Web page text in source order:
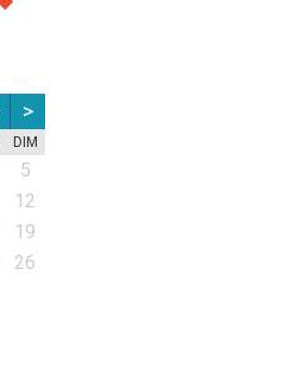
>
DIM
5
12
19
26